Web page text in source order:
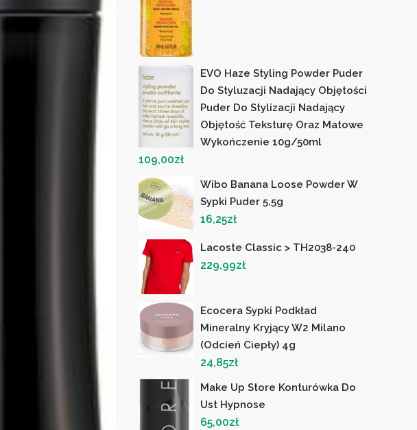
EVO Haze Styling Powder Puder
Do Styluzacji Nadający Objętości
Puder Do Stylizacji Nadający
Objętość Teksturę Oraz Matowe
Wykończenie 10g/50ml
109,00zł
Wibo Banana Loose Powder W
Sypki Puder 5,5g
16,25zł
Lacoste Classic > TH2038-240
229,99zł
Ecocera Sypki Podkład
Mineralny Kryjący W2 Milano
(Odcień Ciepły) 4g
24,85zł
Make Up Store Konturówka Do
Ust Hypnose
65,00zł